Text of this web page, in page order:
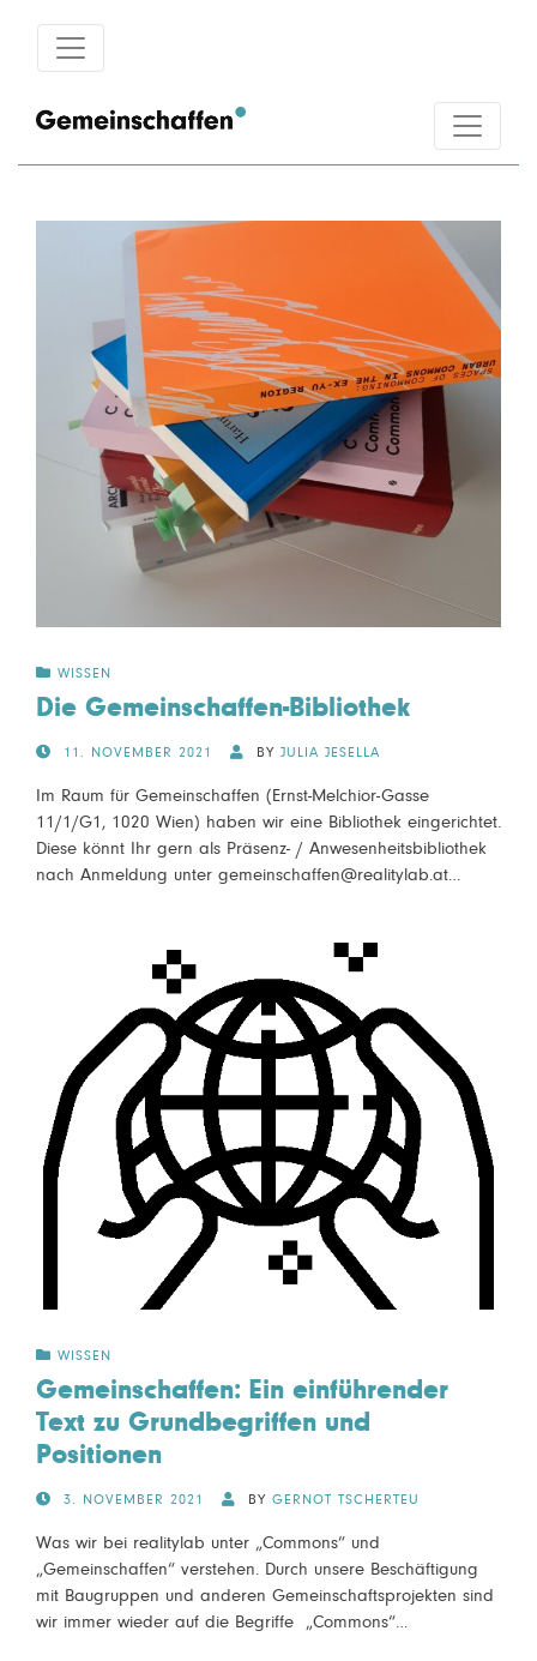
WISSEN
Die Gemeinschaffen-Bibliothek
POSTED11. NOVEMBER 2021 BY JULIA JESELLA
Im Raum für Gemeinschaffen (Ernst-Melchior-Gasse
11/1/G1, 1020 Wien) haben wir eine Bibliothek eingerichtet.
Diese könnt Ihr gern als Präsenz- / Anwesenheitsbibliothek
nach Anmeldung unter gemeinschaffen@realitylab.at…
WISSEN
Gemeinschaffen: Ein einführender
Text zu Grundbegriffen und
Positionen
POSTED3. NOVEMBER 2021 BY GERNOT TSCHERTEU
Was wir bei realitylab unter „Commons“ und
„Gemeinschaffen“ verstehen. Durch unsere Beschäftigung
mit Baugruppen und anderen Gemeinschaftsprojekten sind
wir immer wieder auf die Begriffe „Commons“…